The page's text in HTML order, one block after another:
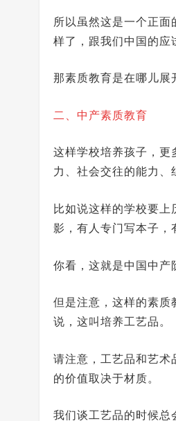
所以虽然这是一个正
样了，跟我们中国的应
那素质教育是在哪儿展
二、中产素质教育
这样学校培养孩子，更
力、社会交往的能力、
比如说这样的学校要
影，有人专门写本子，
你看，这就是中国中产
但是注意，这样的素质
说，这叫培养工艺品。
请注意，工艺品和艺术
的价值取决于材质。
我们谈工艺品的时候